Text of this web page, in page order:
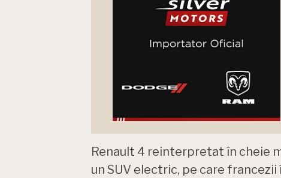
Renault 4 reinterpretat în cheie
un SUV electric, pe care